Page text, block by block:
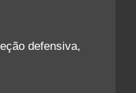
defensiva,